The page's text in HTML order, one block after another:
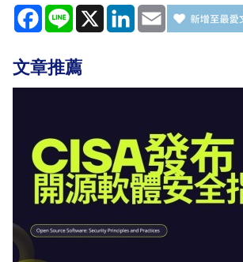
Facebook
Line X LinkedIn
Email
文章推薦